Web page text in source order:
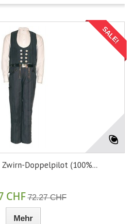
SALE!
Doppelpilot (100%...
CHF 72.27 CHF
Mehr